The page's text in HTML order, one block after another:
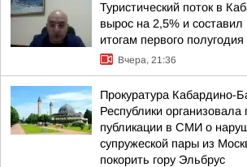
Туристический поток в
вырос на 2,5% и
итогам первого
Вчера, 21:36
Прокуратура Кабардино-
Республики организовала
публикации в СМИ о
супружеской пары из
покорить гору Эльбрус